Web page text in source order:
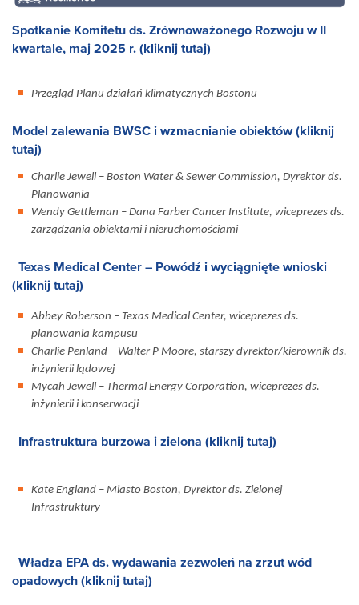
Spotkanie Komitetu ds. Zrównoważonego Rozwoju w II
kwartale, maj 2025 r. (kliknij tutaj)
Przegląd Planu działań klimatycznych Bostonu
Model zalewania BWSC i wzmacnianie obiektów (kliknij
tutaj)
Charlie Jewell – Boston Water & Sewer Commission, Dyrektor ds.
Planowania
Wendy Gettleman – Dana Farber Cancer Institute, wiceprezes ds.
zarządzania obiektami i nieruchomościami
Texas Medical Center – Powódź i wyciągnięte wnioski
(kliknij tutaj)
Abbey Roberson – Texas Medical Center, wiceprezes ds.
planowania kampusu
Charlie Penland – Walter P Moore, starszy dyrektor/kierownik ds.
inżynierii lądowej
Mycah Jewell – Thermal Energy Corporation, wiceprezes ds.
inżynierii i konserwacji
Infrastruktura burzowa i zielona (kliknij tutaj)
Kate England – Miasto Boston, Dyrektor ds. Zielonej
Infrastruktury
Władza EPA ds. wydawania zezwoleń na zrzut wód
opadowych (kliknij tutaj)